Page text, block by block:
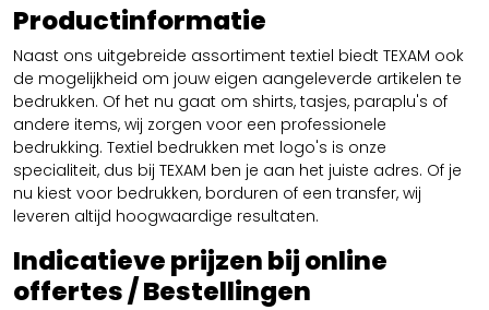
Productinformatie
Naast ons uitgebreide assortiment textiel biedt TEXAM ook
de mogelijkheid om jouw eigen aangeleverde artikelen te
bedrukken. Of het nu gaat om shirts, tasjes, paraplu's of
andere items, wij zorgen voor een professionele
bedrukking. Textiel bedrukken met logo's is onze
specialiteit, dus bij TEXAM ben je aan het juiste adres. Of je
nu kiest voor bedrukken, borduren of een transfer, wij
leveren altijd hoogwaardige resultaten.
Indicatieve prijzen bij online
offertes / Bestellingen